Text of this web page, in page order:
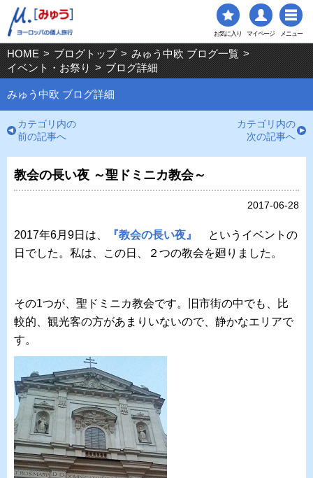
お気に入り マイページ メニュー
HOME > ブログトップ > みゅう中欧 ブログ一覧 >
イベント・お祭り > ブログ詳細
みゅう中欧 ブログ詳細
カテゴリ内の
前の記事へ
カテゴリ内の
次の記事へ
教会の長い夜 ～聖ドミニカ教会～
2017-06-28
2017年6月9日は、 『教会の長い夜』
というイベントの
日でした。私は、この日、２つの教会を廻りました。
その1つが、聖ドミニカ教会です。旧市街の中でも、比
較的、観光客の方があまりいないので、静かなエリアで
す。